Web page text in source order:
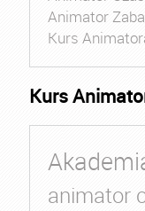
Animator
Kurs
Kurs
animator